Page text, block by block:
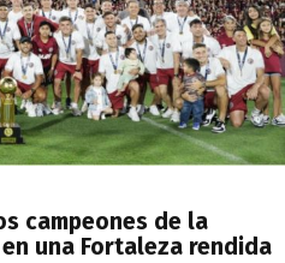
campeones de la
una Fortaleza rendida